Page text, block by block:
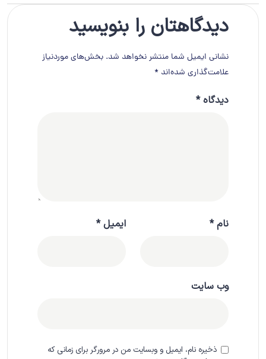
دیدگاهتان را بنویسید
نشانی ایمیل شما منتشر نخواهد شد. بخش‌های موردنیاز
علامت‌گذاری شده‌اند *
دیدگاه*
نام* ایمیل*
وب‌ سایت
ذخیره نام، ایمیل و وبسایت من در مرورگر برای زمانی که